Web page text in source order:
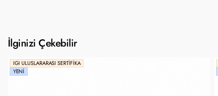
İlginizi Çekebilir
IGI ULUSLARARASI SERTIFIKA
YENI